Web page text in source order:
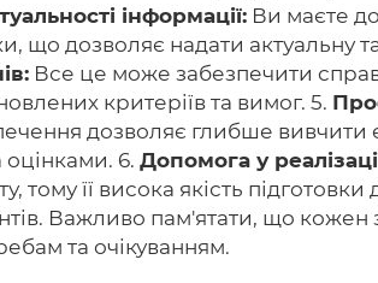
інформації: Ви маєте
що дозволяє надати актуальну
Все це може забезпечити
критеріїв та вимог. 5.
дозволяє глибше вивчити
6. Допомога у
тому її висока якість
Важливо пам'ятати, що кожен
та очікуванням.